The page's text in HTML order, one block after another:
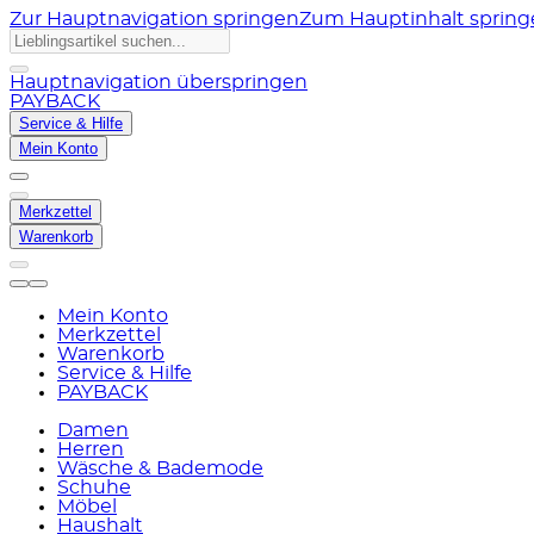
Zur Hauptnavigation springenZum Hauptinhalt
Hauptnavigation überspringen
PAYBACK
Service & Hilfe
Mein Konto
Merkzettel
Warenkorb
Mein Konto
Merkzettel
Warenkorb
Service & Hilfe
PAYBACK
Damen
Herren
Wäsche & Bademode
Schuhe
Möbel
Haushalt